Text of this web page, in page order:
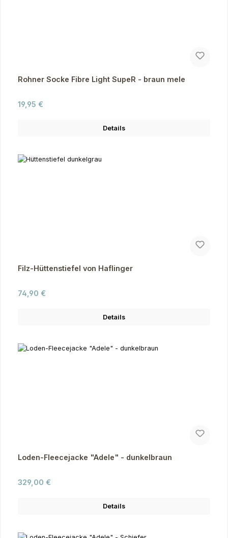
Rohner Socke Fibre Light SupeR - braun mele
Regulärer Preis:
19,95 €
Details
Filz-Hüttenstiefel von Haflinger
Regulärer Preis:
74,90 €
Details
Loden-Fleecejacke "Adele" - dunkelbraun
Regulärer Preis:
329,00 €
Details